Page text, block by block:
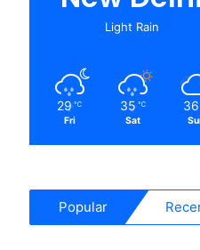
Light Rain
29 ℃
Fri
35 ℃
Sat
36
Popular